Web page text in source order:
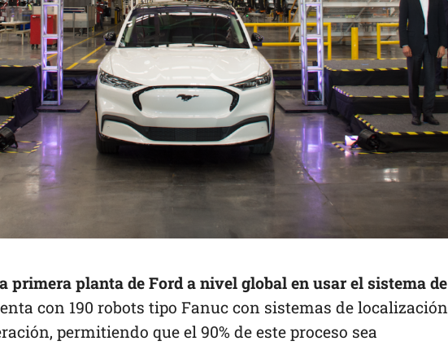
primera planta de Ford a nivel global en usar el sistema de
con 190 robots tipo Fanuc con sistemas de localización
permitiendo que el 90% de este proceso sea